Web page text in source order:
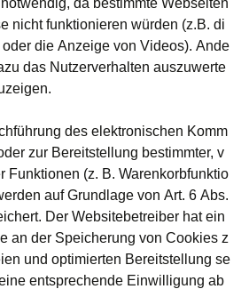
da bestimmte Webseiten
nicht funktionieren würden (z.B. di
die Anzeige von Videos). Ande
das Nutzerverhalten auszuwerte
des elektronischen Komm
zur Bereitstellung bestimmter, v
Funktionen (z. B. Warenkorbfunktio
auf Grundlage von Art. 6 Abs.
Der Websitebetreiber hat ein
an der Speicherung von Cookies z
und optimierten Bereitstellung se
entsprechende Einwilligung ab